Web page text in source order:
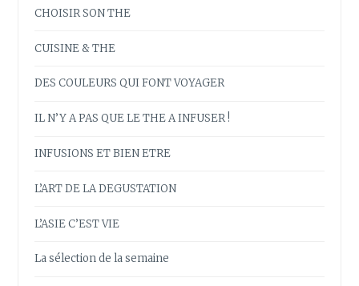
CHOISIR SON THE
CUISINE & THE
DES COULEURS QUI FONT VOYAGER
IL N’Y A PAS QUE LE THE A INFUSER !
INFUSIONS ET BIEN ETRE
L’ART DE LA DEGUSTATION
L’ASIE C’EST VIE
La sélection de la semaine